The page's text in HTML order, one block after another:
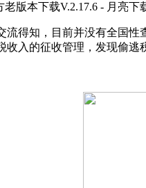
版本下载V.2.17.6 - 月亮下
，目前并没有全国性查
入的征收管理，发现偷逃